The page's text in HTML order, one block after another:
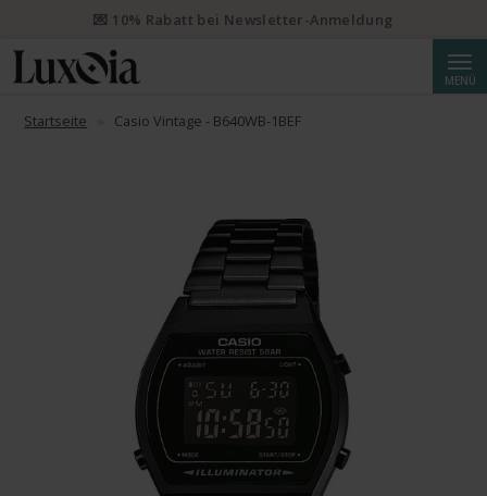
MENÜ
Startseite Casio Vintage - B640WB-1BEF
📦 Priority Versand ab CHF 50 kostenlos. Eingeschriebener Priority
Versand ab CHF 250.